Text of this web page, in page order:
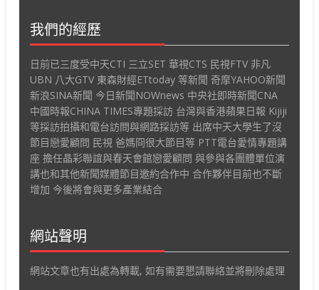
我們的經歷
日前已三度受中天CTI 三立SET 華視CTS 民視FTV 非凡
UBN 八大GTV 東森財經ETtoday 等新聞 奇摩YAHOO新聞
新浪SINA新聞 今日新聞NOWnews 中央社即時新聞CNA
中國時報CHINA TIMES專題採訪 台灣與香港蘋果日報 Kijiji
等採訪拍攝和電台訪問與網路採訪等 出席中天大學生了沒
節目戀愛顧問 民視 爸媽冏很大節目等 PTT電台愛情專題講
座 擔任晶彩聯誼與春天會館戀愛顧問 與參與各團體單位演
講也和其他新聞媒體節目邀約合作中 合作夥伴目前也不斷
增加 今後將會與更多產業結合
網站聲明
網站文章也有出處為轉載, 如有需要懇請聯絡並將刪除處理